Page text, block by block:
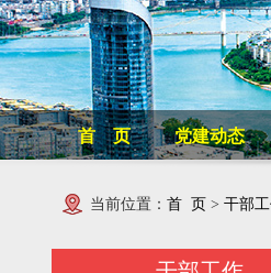
首 页 党建动态
当前位置： 首 页 > 干部